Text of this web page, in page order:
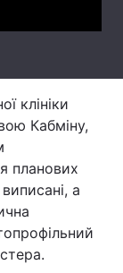
клініки
Кабміну,
планових
а